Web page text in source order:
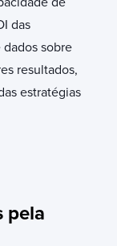
das
sobre
resultados,
estratégias
pela